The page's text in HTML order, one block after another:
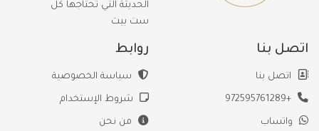
الحديثة التي تحتاجها كل
ست بيت
اتصل بنا
اتصل بنا
+972595761289
واتساب
روابط
سياسة الخصوصية
شروط الإستخدام
من نحن